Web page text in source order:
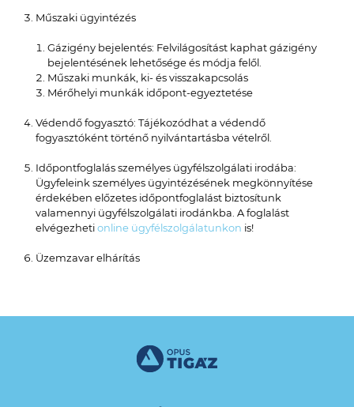
Műszaki ügyintézés
Gázigény bejelentés: Felvilágosítást kaphat gázigény
bejelentésének lehetősége és módja felől.
Műszaki munkák, ki- és visszakapcsolás
Mérőhelyi munkák időpont-egyeztetése
Védendő fogyasztó: Tájékozódhat a védendő
fogyasztóként történő nyilvántartásba vételről.
Időpontfoglalás személyes ügyfélszolgálati irodába:
Ügyfeleink személyes ügyintézésének megkönnyítése
érdekében előzetes időpontfoglalást biztosítunk
valamennyi ügyfélszolgálati irodánkba. A foglalást
elvégezhetionline ügyfélszolgálatunkon is!
Üzemzavar elhárítás